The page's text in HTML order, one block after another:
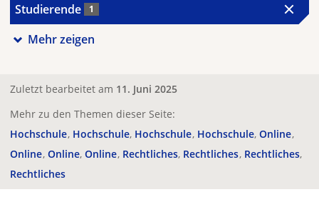
Studierende 1
Mehr zeigen
Zuletzt bearbeitet am 11. Juni 2025
Mehr zu den Themen dieser Seite:
Hochschule Hochschule Hochschule Hochschule Online
Online Online Online Rechtliches Rechtliches Rechtliches
Rechtliches